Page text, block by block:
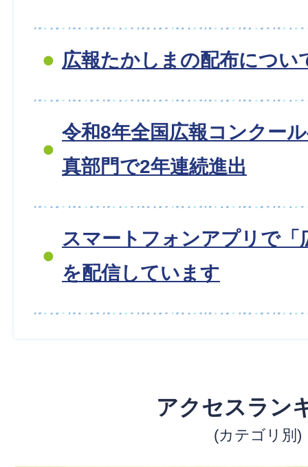
広報たかしまの配布につい
令和8年全国広報コンクー
真部門で2年連続進出
スマートフォンアプリで「
を配信しています
アクセスラン
(カテゴリ別)